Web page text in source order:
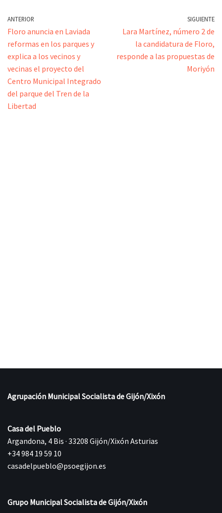
ANTERIOR
Floro anuncia en Laviada
reformas en los parques y
explica a los vecinos y
vecinas el proyecto del
Centro Municipal Integrado
del parque del Tren de la
Libertad
SIGUIENTE
Lara Martínez, número 2 de
la candidatura de Floro,
responde a las propuestas de
Moriyón
Agrupación Municipal Socialista de Gijón/Xixón
Casa del Pueblo
Argandona, 4 Bis · 33208 Gijón/Xixón Asturias
+34 984 19 59 10
casadelpueblo@psoegijon.es
Grupo Municipal Socialista de Gijón/Xixón